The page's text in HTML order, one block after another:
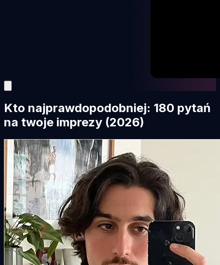
Kto najprawdopodobniej: 180 pytań
na twoje imprezy (2026)